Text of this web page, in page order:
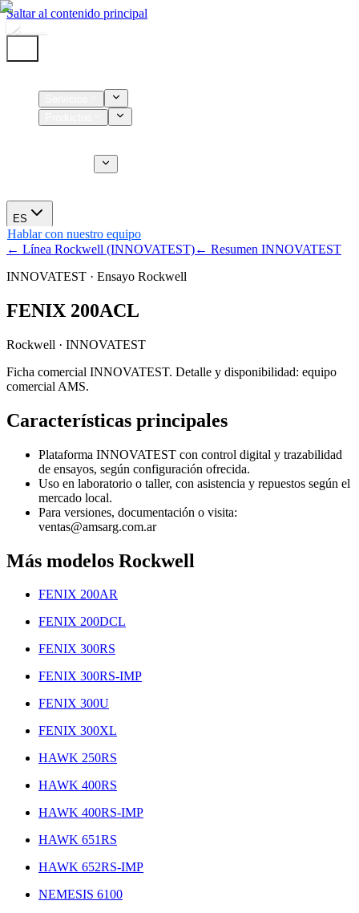
Saltar al contenido principal
ES
Hablar con nuestro equipo
← Línea Rockwell (INNOVATEST)← Resumen INNOVATEST
INNOVATEST · Ensayo Rockwell
FENIX 200ACL
Rockwell · INNOVATEST
Ficha comercial INNOVATEST. Detalle y disponibilidad: equipo
comercial AMS.
Características principales
Plataforma INNOVATEST con control digital y trazabilidad
de ensayos, según configuración ofrecida.
Uso en laboratorio o taller, con asistencia y repuestos según el
mercado local.
Para versiones, documentación o visita:
ventas@amsarg.com.ar
Más modelos Rockwell
FENIX 200AR
FENIX 200DCL
FENIX 300RS
FENIX 300RS-IMP
FENIX 300U
FENIX 300XL
HAWK 250RS
HAWK 400RS
HAWK 400RS-IMP
HAWK 651RS
HAWK 652RS-IMP
NEMESIS 6100